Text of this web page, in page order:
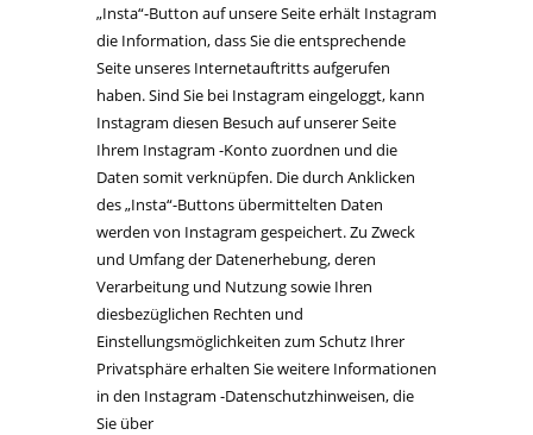
„Insta“-Button auf unsere Seite erhält Instagram
die Information, dass Sie die entsprechende
Seite unseres Internetauftritts aufgerufen
haben. Sind Sie bei Instagram eingeloggt, kann
Instagram diesen Besuch auf unserer Seite
Ihrem Instagram -Konto zuordnen und die
Daten somit verknüpfen. Die durch Anklicken
des „Insta“-Buttons übermittelten Daten
werden von Instagram gespeichert. Zu Zweck
und Umfang der Datenerhebung, deren
Verarbeitung und Nutzung sowie Ihren
diesbezüglichen Rechten und
Einstellungsmöglichkeiten zum Schutz Ihrer
Privatsphäre erhalten Sie weitere Informationen
in den Instagram -Datenschutzhinweisen, die
Sie über